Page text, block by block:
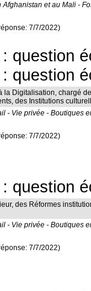
et au Mali -
7/7/2022)
question
question
la Digitalisation, chargé
des Institutions
- Vie privée - Boutiques
7/7/2022)
question
des Réformes
- Vie privée - Boutiques
7/7/2022)